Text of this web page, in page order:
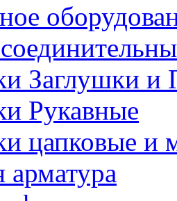
Заглушки и
Рукавные
цапковые и
арматура